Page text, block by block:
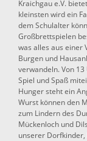
Kraichgau e.V.
kleinsten wird ein
dem Schulalter
Großbrettspielen
was alles aus einer
Burgen und
verwandeln. Von
Spiel und Spaß
Hunger steht ein
Wurst können den
zum Lindern des
Mückenloch und
unserer